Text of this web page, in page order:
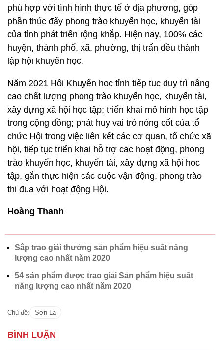
phù hợp với tình hình thực tế ở địa phương, góp
phần thúc đẩy phong trào khuyến học, khuyến tài
của tỉnh phát triển rộng khắp. Hiện nay, 100% các
huyện, thành phố, xã, phường, thị trấn đều thành
lập hội khuyến học.
Năm 2021 Hội Khuyến học tỉnh tiếp tục duy trì nâng
cao chất lượng phong trào khuyến học, khuyến tài,
xây dựng xã hội học tập; triển khai mô hình học tập
trong cộng đồng; phát huy vai trò nòng cốt của tổ
chức Hội trong việc liên kết các cơ quan, tổ chức xã
hội, tiếp tục triển khai hỗ trợ các hoạt động, phong
trào khuyến học, khuyến tài, xây dựng xã hội học
tập, gắn thực hiện các cuộc vận động, phong trào
thi đua với hoạt động Hội.
Hoàng Thanh
Sắp trao giải thưởng sản phẩm hiệu suất năng
lượng cao nhất năm 2020
54 sản phẩm được trao giải Sản phẩm hiệu suất
năng lượng cao nhất năm 2020
Chủ đề: Sơn La